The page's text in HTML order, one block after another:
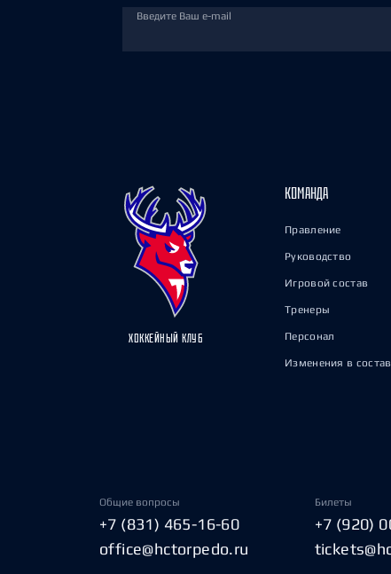
Введите Ваш e-mail
ХОККЕЙНЫЙ КЛУБ
КОМАНДА
Правление
Руководство
Игровой состав
Тренеры
Персонал
Изменения в
Общие вопросы
+7 (831) 465-16-60
office@hctorpedo.ru
Билеты
+7 (920)